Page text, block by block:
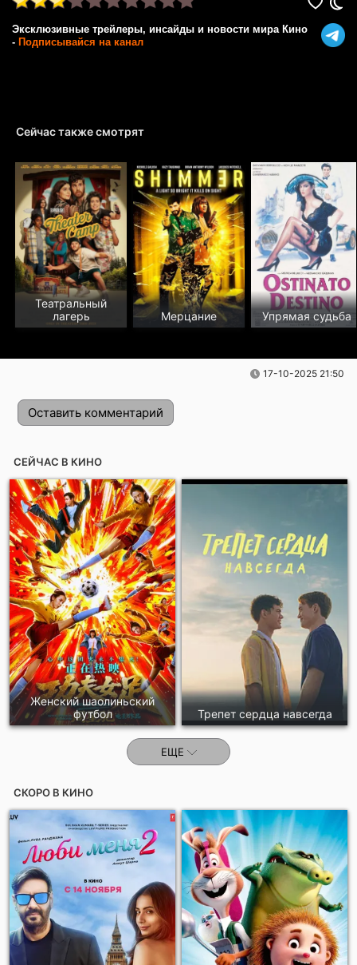
Эксклюзивные трейлеры, инсайды и новости мира Кино
- Подписывайся на канал
Сейчас также смотрят
Театральный
лагерь
Мерцание Упрямая судьба
17-10-2025 21:50
Оставить комментарий
СЕЙЧАС В КИНО
Женский шаолиньский
футбол
Трепет сердца навсегда
ЕЩЕ
СКОРО В КИНО